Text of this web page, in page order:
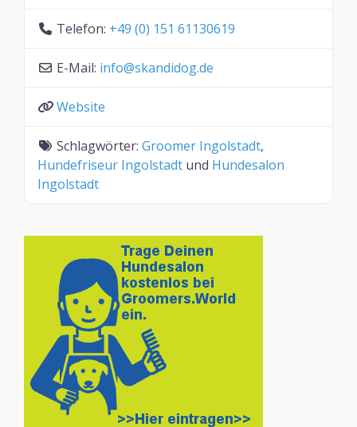
Telefon: +49 (0) 151 61130619
E-Mail: info@skandidog.de
Website
Schlagwörter: Groomer Ingolstadt,
Hundefriseur Ingolstadt und Hundesalon
Ingolstadt